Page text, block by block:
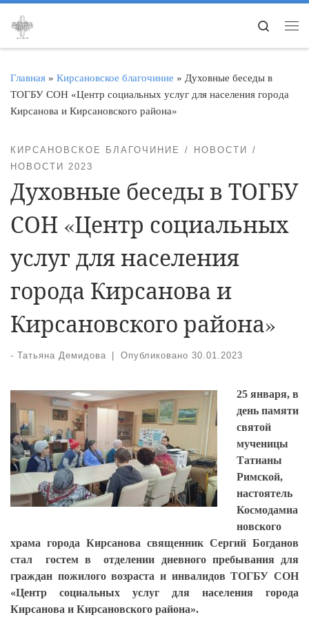
Перейти к содержимому
Search
Главная » Кирсановское благочиние » Духовные беседы в
ТОГБУ СОН «Центр социальных услуг для населения города
Кирсанова и Кирсановского района»
КИРСАНОВСКОЕ БЛАГОЧИНИЕ
НОВОСТИ
НОВОСТИ 2023
Духовные беседы в ТОГБУ
СОН «Центр социальных
услуг для населения
города Кирсанова и
Кирсановского района»
- Татьяна Демидова Опубликовано 30.01.2023
25 января, в
день памяти
святой
мученицы
Татианы
Римской,
настоятель
Космодамиа
новского
храма города Кирсанова священник Сергий Богданов
стал гостем в отделении дневного пребывания для
граждан пожилого возраста и инвалидов ТОГБУ СОН
«Центр социальных услуг для населения города
Кирсанова и Кирсановского района».